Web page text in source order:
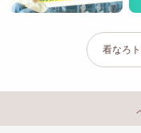
看なろ